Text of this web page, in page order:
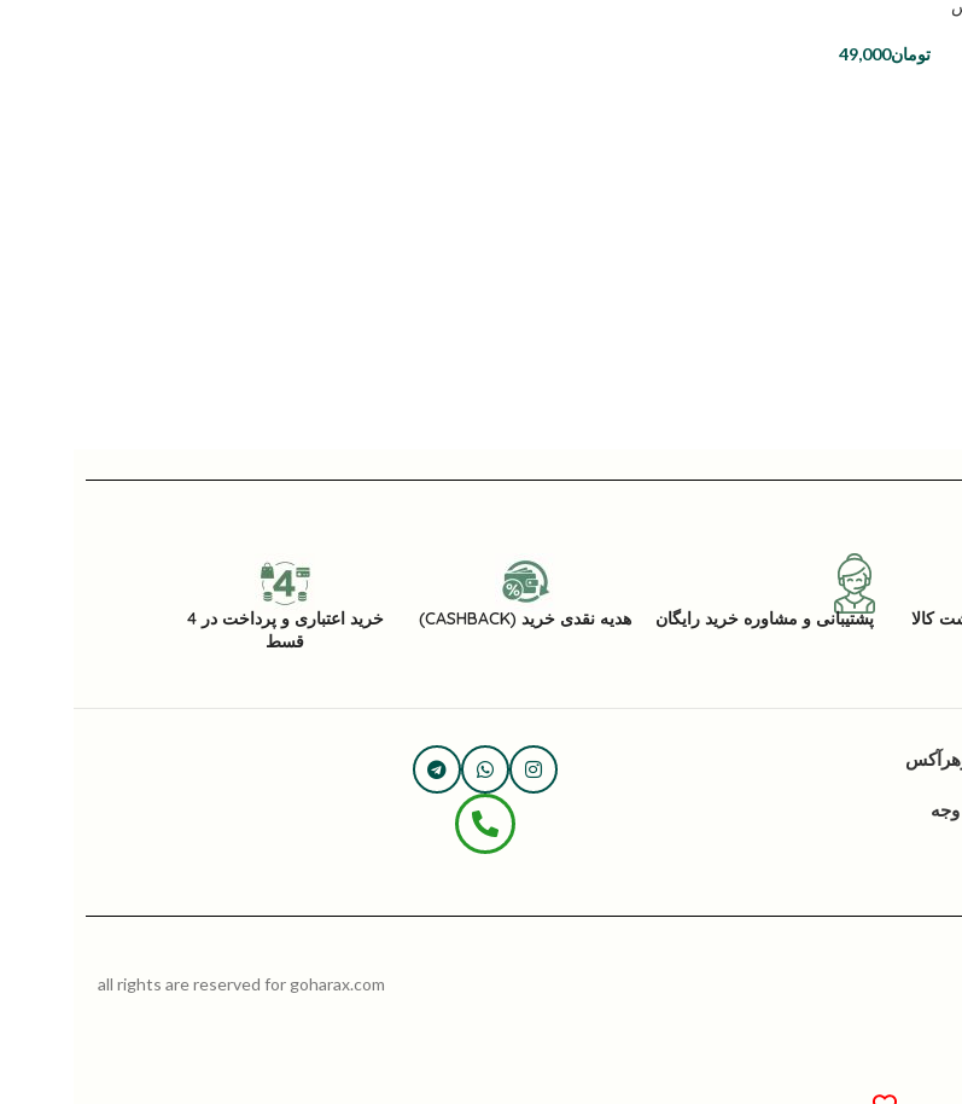
تومان49,000
پشتیبانی و مشاوره خرید رایگان هدیه نقدی خرید (CASHBACK)
خرید اعتباری و پرداخت در 4
قسط
all rights are reserved for goharax.com